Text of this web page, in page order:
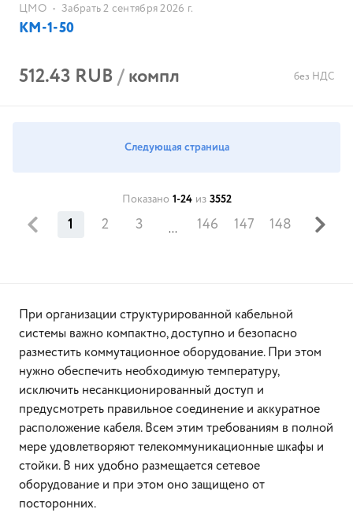
ЦМО • Забрать 2 сентября 2026 г.
КМ-1-50
512.43 RUB/компл без НДС
Следующая страница
Показано 1-24 из 3552
1 2 3 ... 146 147 148
При организации структурированной кабельной
системы важно компактно, доступно и безопасно
разместить коммутационное оборудование. При этом
нужно обеспечить необходимую температуру,
исключить несанкционированный доступ и
предусмотреть правильное соединение и аккуратное
расположение кабеля. Всем этим требованиям в полной
мере удовлетворяют телекоммуникационные шкафы и
стойки. В них удобно размещается сетевое
оборудование и при этом оно защищено от
посторонних.